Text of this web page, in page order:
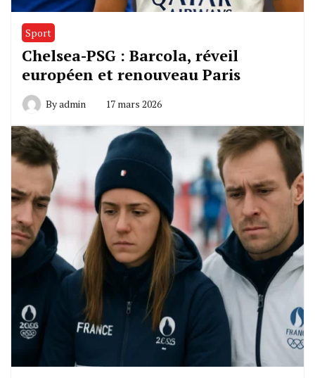
Sport
Chelsea-PSG : Barcola, réveil
européen et renouveau Paris
Byadmin 17 mars 2026